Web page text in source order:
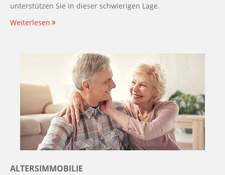
unterstützen Sie in dieser schwierigen Lage.
Weiterlesen
ALTERSIMMOBILIE